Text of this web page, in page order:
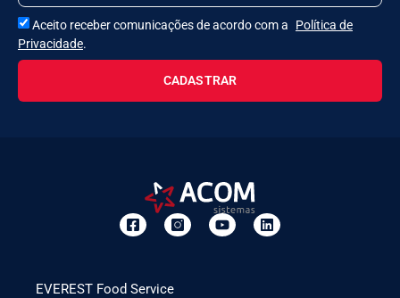
Aceito receber comunicações de acordo com a
Política de
Privacidade.
CADASTRAR
EVEREST Food Service